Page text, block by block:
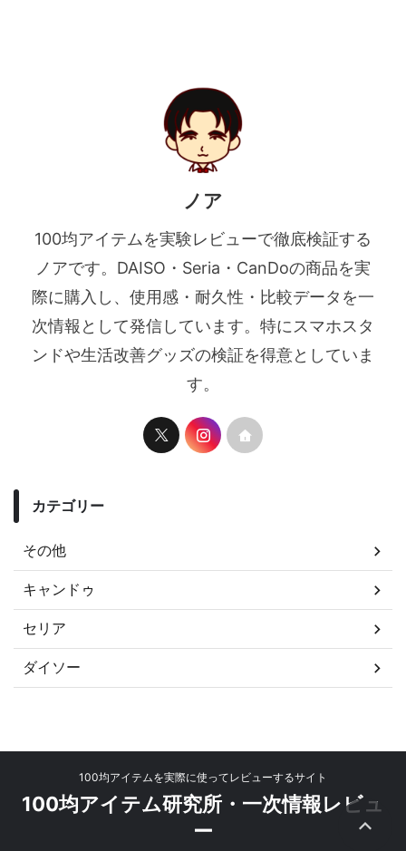
ノア
100均アイテムを実験レビューで徹底検証する
ノアです。DAISO・Seria・CanDoの商品を実
際に購入し、使用感・耐久性・比較データを一
次情報として発信しています。特にスマホスタ
ンドや生活改善グッズの検証を得意としていま
す。
カテゴリー
その他
キャンドゥ
セリア
ダイソー
100均アイテムを実際に使ってレビューするサイト
100均アイテム研究所・一次情報レビュ
ー